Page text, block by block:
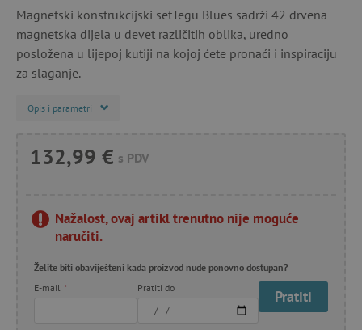
Magnetski konstrukcijski setTegu Blues sadrži 42 drvena
magnetska dijela u devet različitih oblika, uredno
posložena u lijepoj kutiji na kojoj ćete pronaći i inspiraciju
za slaganje.
Opis i parametri
132,99 € s PDV
Nažalost, ovaj artikl trenutno nije moguće
naručiti.
Želite biti obaviješteni kada proizvod nude ponovno dostupan?
E-mail * Pratiti do Pratiti